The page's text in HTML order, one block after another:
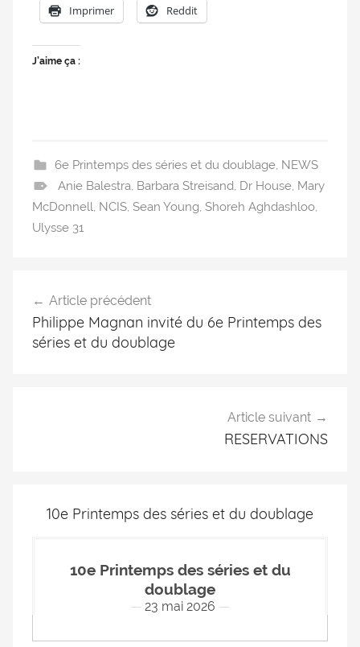
Imprimer Reddit
J’aime ça :
6e Printemps des séries et du doublage, NEWS
Anie Balestra, Barbara Streisand, Dr House, Mary
McDonnell, NCIS, Sean Young, Shoreh Aghdashloo,
Ulysse 31
Article précédent
Philippe Magnan invité du 6e Printemps des
séries et du doublage
Article suivant
RESERVATIONS
10e Printemps des séries et du doublage
10e Printemps des séries et du
doublage
23 mai 2026